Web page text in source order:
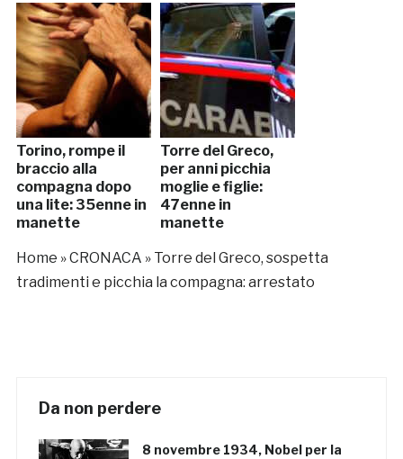
Torino, rompe il
braccio alla
compagna dopo
una lite: 35enne in
manette
Torre del Greco,
per anni picchia
moglie e figlie:
47enne in
manette
Home »CRONACA » Torre del Greco, sospetta
tradimenti e picchia la compagna: arrestato
Da non perdere
8 novembre 1934, Nobel per la